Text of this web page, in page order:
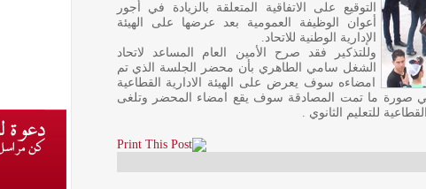
التوقيع على الاتفاقية المتعلقة بالزيادة في أجور
أعوان الوظيفة العمومية بعد عرضها على الهيئة
الإدارية الوطنية للاتحاد.
وللتذكير فقد صرح الأمين العام المساعد لاتحاد
الشغل سامي الطاهري بأن محضر الجلسة الذي تم
امضاءه سوف يعرض على الهيئة الادارية القطاعية
وفي صورة ما تمت المصادقة سوف يقع امضاء المحضر وتلغى
للتعليم الثانوي .